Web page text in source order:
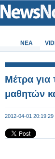
ΝΕΑ
Μέτρα για
μαθητών
2012-04-01 20:19:29